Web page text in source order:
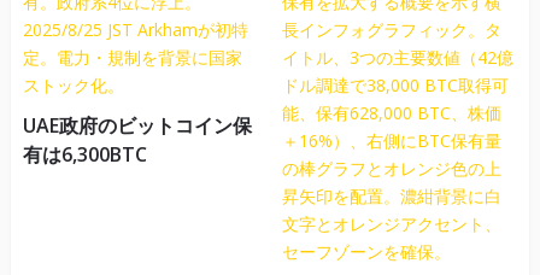
UAE政府のビットコイン保
有は6,300BTC